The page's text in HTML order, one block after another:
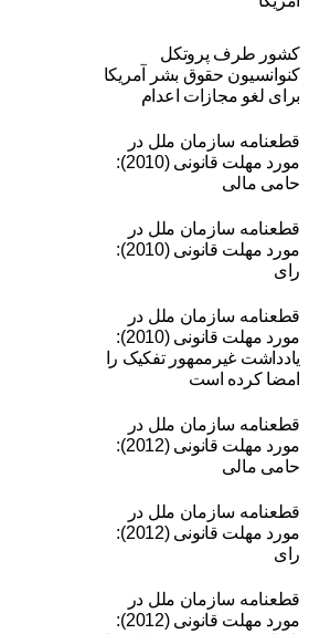
کشور طرف پروتکل
کنوانسیون حقوق بشر آمریکا
برای لغو مجازات اعدام
قطعنامه سازمان ملل در
مورد مهلت قانونی (2010):
حامی مالی
قطعنامه سازمان ملل در
مورد مهلت قانونی (2010):
رای
قطعنامه سازمان ملل در
مورد مهلت قانونی (2010):
یادداشت غیرممهور تفکیک را
امضا کرده است
قطعنامه سازمان ملل در
مورد مهلت قانونی (2012):
حامی مالی
قطعنامه سازمان ملل در
مورد مهلت قانونی (2012):
رای
قطعنامه سازمان ملل در
مورد مهلت قانونی (2012):